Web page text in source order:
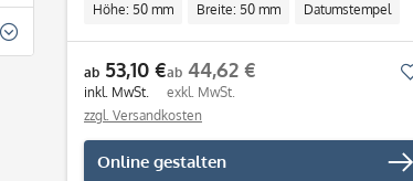
Höhe: 50 mm Breite: 50 mm Datumstempel
Individuell
ab 53,10 €
inkl. MwSt.
ab 44,62 €
exkl. MwSt.
zzgl. Versandkosten
Online gestalten